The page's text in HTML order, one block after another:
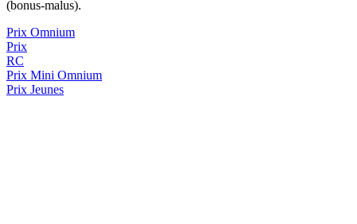
(bonus-malus).
Prix Omnium
Prix
RC
Prix Mini Omnium
Prix Jeunes